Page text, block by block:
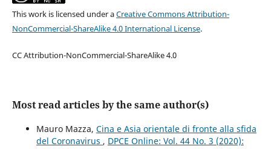
This work is licensed under aCreative Commons Attribution-
NonCommercial-ShareAlike 4.0 International License.
CC Attribution-NonCommercial-ShareAlike 4.0
Most read articles by the same author(s)
Mauro Mazza, Cina e Asia orientale di fronte alla sfida
del Coronavirus , DPCE Online: Vol. 44 No. 3 (2020):